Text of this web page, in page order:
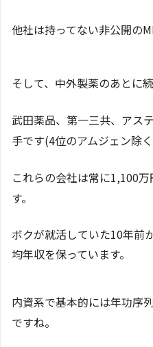
他社は持ってない非公開の
そして、中外製薬のあとに
武田薬品、第一三共、アス
手です(4位のアムジェン除く
これらの会社は常に1,100
す。
ボクが就活していた10年前
均年収を保っています。
内資系で基本的には年功序
ですね。